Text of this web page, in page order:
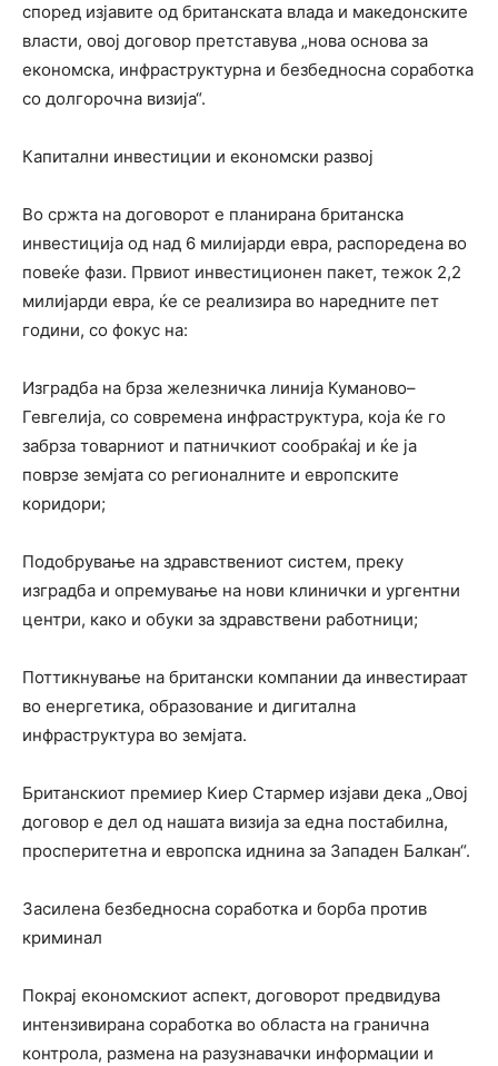
според изјавите од британската влада и македонските
власти, овој договор претставува „нова основа за
економска, инфраструктурна и безбедносна соработка
со долгорочна визија“.
Капитални инвестиции и економски развој
Во сржта на договорот е планирана британска
инвестиција од над 6 милијарди евра, распоредена во
повеќе фази. Првиот инвестиционен пакет, тежок 2,2
милијарди евра, ќе се реализира во наредните пет
години, со фокус на:
Изградба на брза железничка линија Куманово–
Гевгелија, со современа инфраструктура, која ќе го
забрза товарниот и патничкиот сообраќај и ќе ја
поврзе земјата со регионалните и европските
коридори;
Подобрување на здравствениот систем, преку
изградба и опремување на нови клинички и ургентни
центри, како и обуки за здравствени работници;
Поттикнување на британски компании да инвестираат
во енергетика, образование и дигитална
инфраструктура во земјата.
Британскиот премиер Киер Стармер изјави дека „Овој
договор е дел од нашата визија за една постабилна,
просперитетна и европска иднина за Западен Балкан“.
Засилена безбедносна соработка и борба против
криминал
Покрај економскиот аспект, договорот предвидува
интензивирана соработка во областа на гранична
контрола, размена на разузнавачки информации и